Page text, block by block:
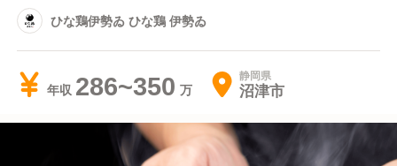
ひな鶏伊勢ゐ ひな鶏 伊勢ゐ
年収 286~350 静岡県
沼津市